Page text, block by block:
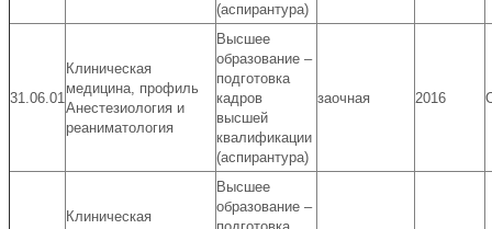
(аспирантура)
31.06.01
Клиническая
медицина, профиль
Анестезиология и
реаниматология
Высшее
образование –
подготовка
кадров
высшей
квалификации
(аспирантура)
заочная 2016
Клиническая
Высшее
образование –